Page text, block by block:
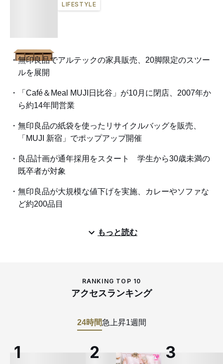
LIFESTYLE
無印良品でアルテックの家具販売、20脚限定のスツー
ルを展開
「Café＆Meal MUJI日比谷」が10月に閉店、2007年か
ら約14年間営業
無印良品の紙袋を使ったリサイクルバッグを販売、
「MUJI 新宿」でポップアップ開催
良品計画が通年採用をスタート 学生から30歳未満の
既卒者が対象
無印良品が大規模な値下げを実施、カレーやソファな
ど約200品目
もっと読む
RANKING TOP 10
アクセスランキング
24時間急上昇1週間